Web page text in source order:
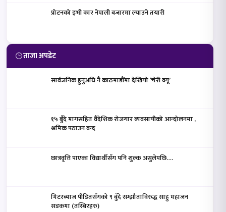
प्रोटनको इभी कार नेपाली बजारमा ल्याउने तयारी
ताजा अपडेट
सार्वजनिक हुनुअघि नै काठमाडौंमा देखियो ‘चेरी क्यू’
१५ बुँदे मागसहित वैदेशिक रोजगार व्यवसायीको आन्दोलनमा ,
श्रमिक पठाउन बन्द
छात्रवृत्ति पाएका विद्यार्थीसँग पनि शुल्क असुलेपछि….
मिटरब्याज पीडितसँगको ९ बुँदे सम्झौताविरुद्ध साहु महाजन
सडकमा (तस्बिरहरु)